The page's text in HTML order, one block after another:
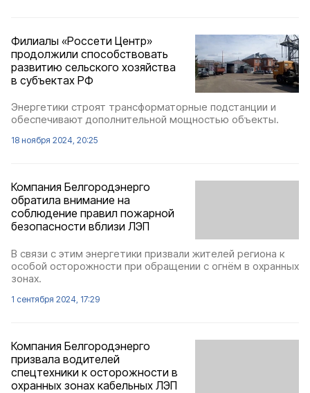
Филиалы «Россети Центр»
продолжили способствовать
развитию сельского хозяйства
в субъектах РФ
Энергетики строят трансформаторные подстанции и
обеспечивают дополнительной мощностью объекты.
18 ноября 2024, 20:25
Компания Белгородэнерго
обратила внимание на
соблюдение правил пожарной
безопасности вблизи ЛЭП
В связи с этим энергетики призвали жителей региона к
особой осторожности при обращении с огнём в охранных
зонах.
1 сентября 2024, 17:29
Компания Белгородэнерго
призвала водителей
спецтехники к осторожности в
охранных зонах кабельных ЛЭП